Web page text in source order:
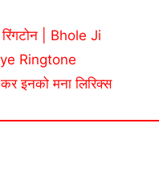
| Bhole Ji
Ringtone
इनको मना लिरिक्स